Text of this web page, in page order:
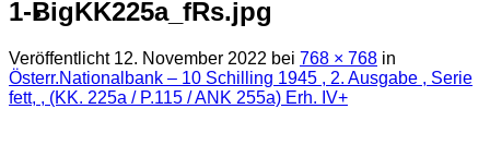
1-BigKK225a_fRs.jpg
Veröffentlicht 12. November 2022 bei 768 × 768 in
Österr.Nationalbank – 10 Schilling 1945 , 2. Ausgabe , Serie
fett, , (KK. 225a / P.115 / ANK 255a) Erh. IV+